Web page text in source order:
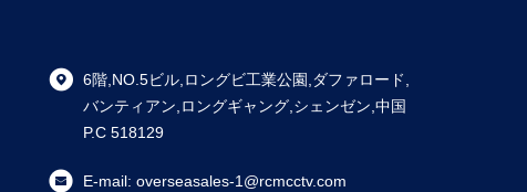
6階,NO.5ビル,ロングビ工業公園,ダファロード,
バンティアン,ロングギャング,シェンゼン,中国
P.C 518129
E-mail: overseasales-1@rcmcctv.com